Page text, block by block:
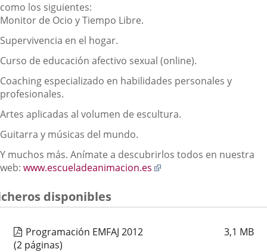
como los siguientes:
Monitor de Ocio y Tiempo Libre.
Supervivencia en el hogar.
Curso de educación afectivo sexual (online).
Coaching especializado en habilidades personales y
profesionales.
Artes aplicadas al volumen de escultura.
Guitarra y músicas del mundo.
Y muchos más. Anímate a descubrirlos todos en nuestra
web: www.escueladeanimacion.es
disponibles
Programación EMFAJ 2012 3,1 MB
(2 páginas)